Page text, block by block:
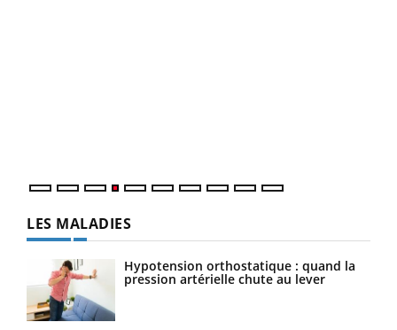
LES MALADIES
Hypotension orthostatique : quand la
pression artérielle chute au lever